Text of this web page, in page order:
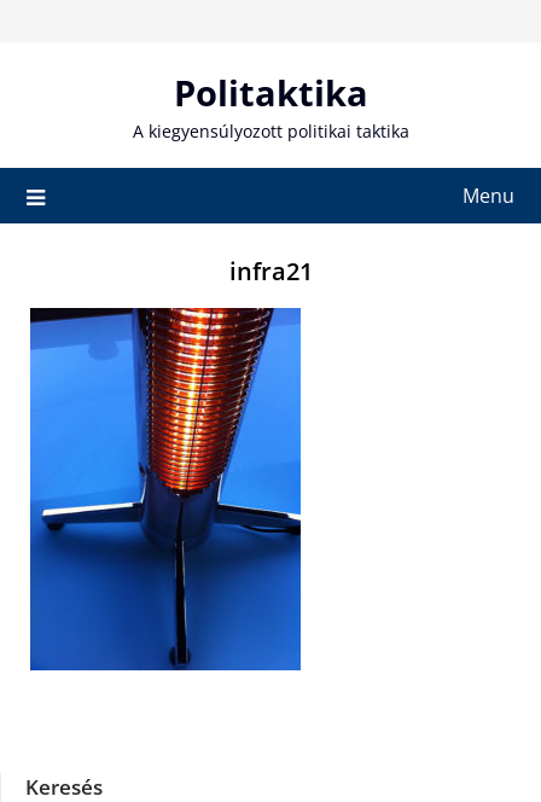
Politaktika
A kiegyensúlyozott politikai taktika
Menu
infra21
Keresés